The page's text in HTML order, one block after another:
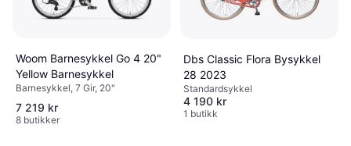
Woom Barnesykkel Go 4 20"
Yellow Barnesykkel
Barnesykkel, 7 Gir, 20"
7 219 kr
8 butikker
Dbs Classic Flora Bysykkel
28 2023
Standardsykkel
4 190 kr
1 butikk